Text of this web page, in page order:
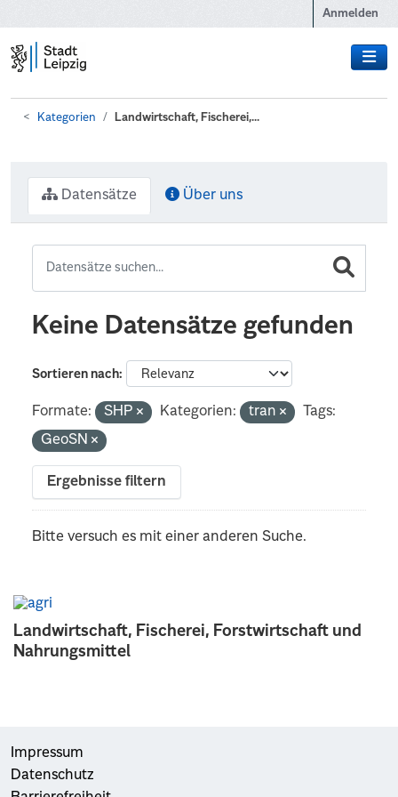
Anmelden
Kategorien Landwirtschaft, Fischerei,...
Landwirtschaft, Fischerei, Forstwirtschaft und
Nahrungsmittel
Datensätze Über uns
Keine Datensätze gefunden
Sortieren nach
Formate: SHP Kategorien: tran
Tags:
GeoSN
Ergebnisse filtern
Bitte versuch es mit einer anderen Suche.
Impressum
Datenschutz